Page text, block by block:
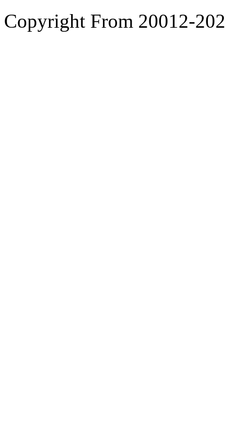
Copyright From 20012-